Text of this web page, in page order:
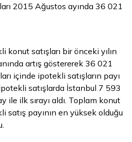
2015 Ağustos ayında 36 021
satışları bir önceki yılın
artış göstererek 36 021
içinde ipotekli satışların payı
satışlarda İstanbul 7 593
ile ilk sırayı aldı. Toplam konut
satış payının en yüksek olduğu